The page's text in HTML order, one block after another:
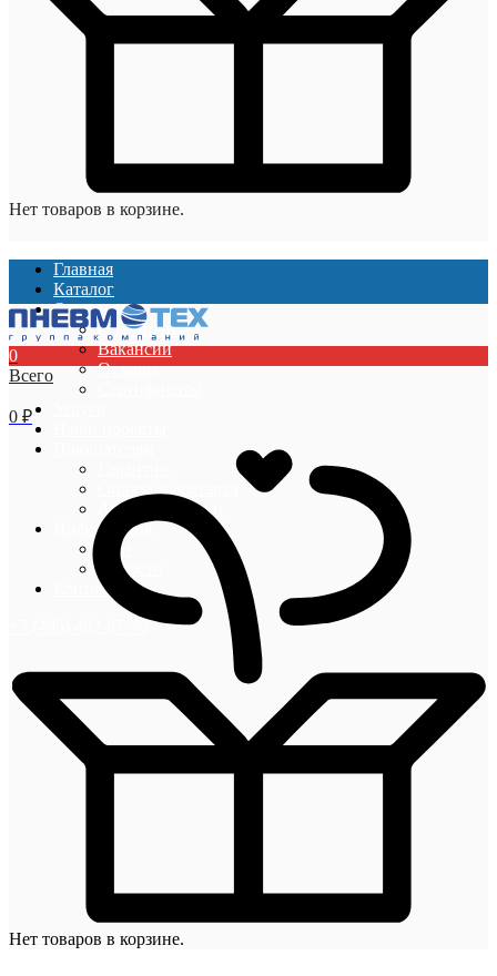
Нет товаров в корзине.
Главная
Каталог
О компании
О компании
Вакансии
Отзывы
Акции и скидки
Информация
Блог
Новости
Контакты
0
Всего
0 ₽
Нет товаров в корзине.